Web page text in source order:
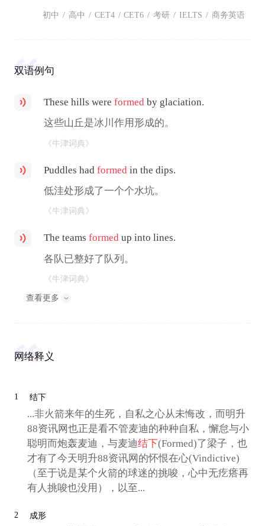
初中 / 高中 / CET4 / CET6 / 考研 / IELTS / 商务英语
双语例句
These hills wereformed by glaciation.
这些山丘是冰川作用形成的。
《牛津词典》
Puddles hadformed in the dips.
低洼处形成了一个个水坑。
《牛津词典》
The teamsformed up into lines.
各队已整好了队列。
《牛津词典》
查看更多
网络释义
1 结下
...非火箭来年的生死，自私之心从未悔改，而明升
88资讯网也正是看不管麦迪的种种自私，懈怠与小
聪明而炮轰麦迪，与麦迪结下(Formed)了梁子，也
才有了今天明升88资讯网的怀恨在心(Vindictive)
（至于说是某个火箭的球迷的挑唆，心中无疙瘩再
有人挑唆也没用），以至...
2 成形